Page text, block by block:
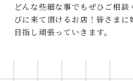
どんな些細な事でもぜひご相
びに来て頂けるお店！皆さまに
⽬指し頑張っていきます。